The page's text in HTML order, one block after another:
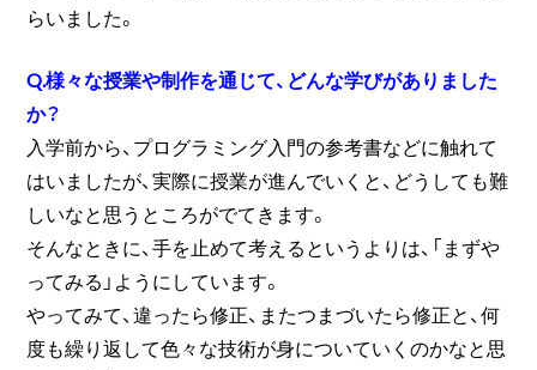
らいました。
Q.様々な授業や制作を通じて、どんな学びがありました
か？
入学前から、プログラミング入門の参考書などに触れて
はいましたが、実際に授業が進んでいくと、どうしても難
しいなと思うところがでてきます。
そんなときに、手を止めて考えるというよりは、「まずや
ってみる」ようにしています。
やってみて、違ったら修正、またつまづいたら修正と、何
度も繰り返して色々な技術が身についていくのかなと思